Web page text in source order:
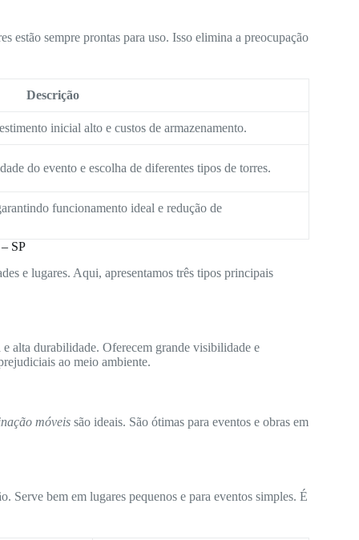
estão sempre prontas para uso. Isso elimina a preocupação
Descrição
inicial alto e custos de armazenamento.
do evento e escolha de diferentes tipos de torres.
funcionamento ideal e redução de
SP
e lugares. Aqui, apresentamos três tipos principais
alta durabilidade. Oferecem grande visibilidade e
ao meio ambiente.
móveis são ideais. São ótimas para eventos e obras em
Serve bem em lugares pequenos e para eventos simples. É